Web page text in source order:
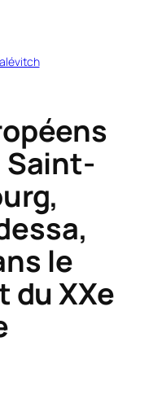
Saint-
le
du XXe